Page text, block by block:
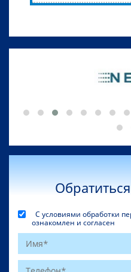
С условиями обработки
ознакомлен и согласен